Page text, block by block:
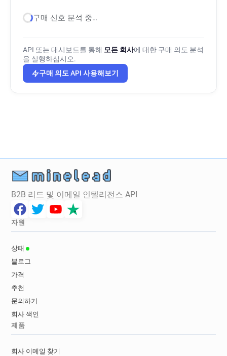
구매 신호 분석 중…
API 또는 대시보드를 통해 모든 회사에 대한 구매 의도 분석
을 실행하십시오.
구매 의도 API 사용해보기
B2B 리드 및 이메일 인텔리전스 API
자원
상태
블로그
가격
추천
문의하기
회사 색인
제품
회사 이메일 찾기